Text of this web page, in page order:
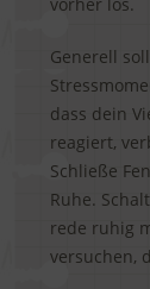
Generell
dass dein
reagiert,
Schließe
Ruhe.
rede ruhig
versuchen,